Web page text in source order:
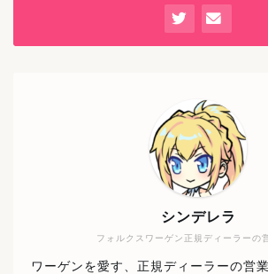
フォルクスワーゲン正規ディーラーの
シンデレラ
ワーゲンを愛す、正規ディーラーの営